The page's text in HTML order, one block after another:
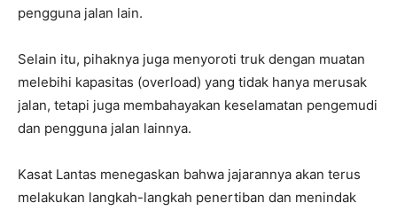
pengguna jalan lain.
Selain itu, pihaknya juga menyoroti truk dengan muatan
melebihi kapasitas (overload) yang tidak hanya merusak
jalan, tetapi juga membahayakan keselamatan pengemudi
dan pengguna jalan lainnya.
Kasat Lantas menegaskan bahwa jajarannya akan terus
melakukan langkah-langkah penertiban dan menindak